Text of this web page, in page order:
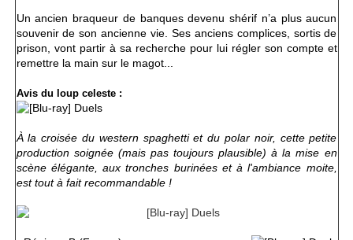
Un ancien braqueur de banques devenu shérif n’a plus aucun
souvenir de son ancienne vie. Ses anciens complices, sortis de
prison, vont partir à sa recherche pour lui régler son compte et
remettre la main sur le magot...
Avis du loup celeste :
À la croisée du western spaghetti et du polar noir, cette petite
production soignée (mais pas toujours plausible) à la mise en
scène élégante, aux tronches burinées et à l'ambiance moite,
est tout à fait recommandable !